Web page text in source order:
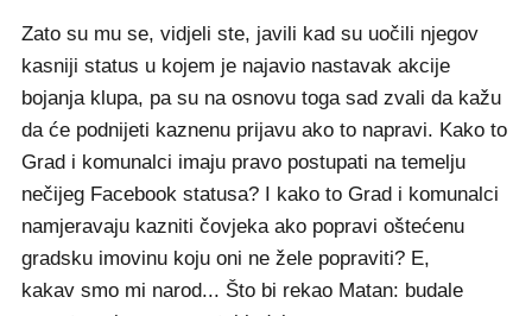
Zato su mu se, vidjeli ste, javili kad su uočili njegov
kasniji status u kojem je najavio nastavak akcije
bojanja klupa, pa su na osnovu toga sad zvali da kažu
da će podnijeti kaznenu prijavu ako to napravi. Kako to
Grad i komunalci imaju pravo postupati na temelju
nečijeg Facebook statusa? I kako to Grad i komunalci
namjeravaju kazniti čovjeka ako popravi oštećenu
gradsku imovinu koju oni ne žele popraviti? E,
kakav smo mi narod... Što bi rekao Matan: budale